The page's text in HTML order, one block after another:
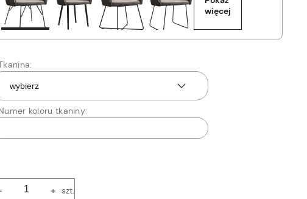
więcej
koloru tkaniny:
+ szt.